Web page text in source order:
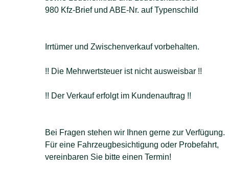
980 Kfz-Brief und ABE-Nr. auf Typenschild
Irrtümer und Zwischenverkauf vorbehalten.
!! Die Mehrwertsteuer ist nicht ausweisbar !!
!! Der Verkauf erfolgt im Kundenauftrag !!
Bei Fragen stehen wir Ihnen gerne zur Verfügung.
Für eine Fahrzeugbesichtigung oder Probefahrt,
vereinbaren Sie bitte einen Termin!